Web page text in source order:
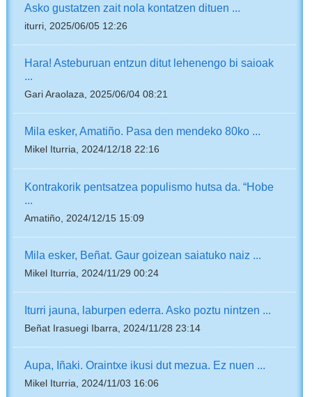
Asko gustatzen zait nola kontatzen dituen ...
iturri, 2025/06/05 12:26
Hara! Asteburuan entzun ditut lehenengo bi saioak
...
Gari Araolaza, 2025/06/04 08:21
Mila esker, Amatiño. Pasa den mendeko 80ko ...
Mikel Iturria, 2024/12/18 22:16
Kontrakorik pentsatzea populismo hutsa da. “Hobe
...
Amatiño, 2024/12/15 15:09
Mila esker, Beñat. Gaur goizean saiatuko naiz ...
Mikel Iturria, 2024/11/29 00:24
Iturri jauna, laburpen ederra. Asko poztu nintzen ...
Beñat Irasuegi Ibarra, 2024/11/28 23:14
Aupa, Iñaki. Oraintxe ikusi dut mezua. Ez nuen ...
Mikel Iturria, 2024/11/03 16:06